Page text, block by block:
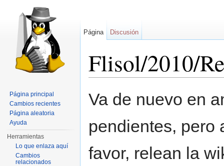
Flisol/2010/
Va de nuevo en
pendientes, pero
favor, relean la
Página Discusión
Página principal
Cambios recientes
Página aleatoria
Ayuda
Herramientas
Lo que enlaza aquí
Cambios
relacionados